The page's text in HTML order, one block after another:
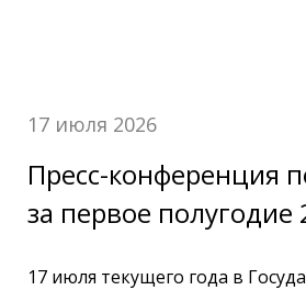
17 июля 2026
Пресс-конференция
за первое полугодие
17 июля текущего года в